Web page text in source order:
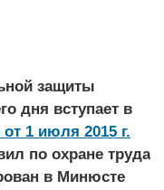
защиты
дня вступает в
1 июля 2015 г.
по охране труда
в Минюсте